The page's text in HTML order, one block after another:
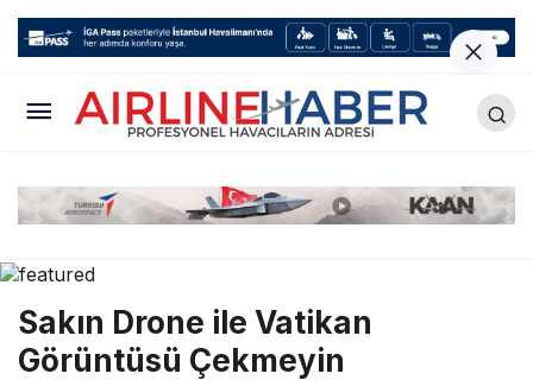
Sakın Drone ile Vatikan
Görüntüsü Çekmeyin